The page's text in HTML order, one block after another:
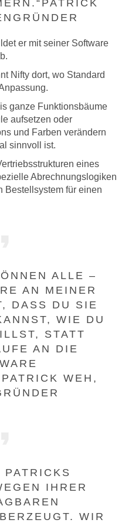
er mit seiner Software
Nifty dort, wo Standard
ganze Funktionsbäume
aufsetzen oder
und Farben verändern
sinnvoll ist.
eines
Abrechnungslogiken
Bestellsystem für einen
ALLE –
AN MEINER
DASS DU SIE
WIE DU
STATT
AN DIE
WEH,
PATRICKS
IHRER
WIR